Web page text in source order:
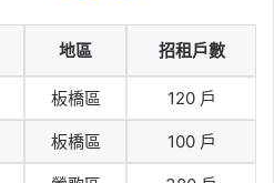
地區 招租戶數
板橋區 120 戶
板橋區 100 戶